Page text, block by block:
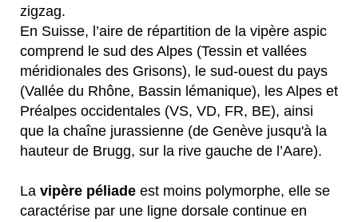
zigzag.
En Suisse, l’aire de répartition de la vipère aspic
comprend le sud des Alpes (Tessin et vallées
méridionales des Grisons), le sud-ouest du pays
(Vallée du Rhône, Bassin lémanique), les Alpes et
Préalpes occidentales (VS, VD, FR, BE), ainsi
que la chaîne jurassienne (de Genève jusqu'à la
hauteur de Brugg, sur la rive gauche de l’Aare).
La vipère péliade est moins polymorphe, elle se
caractérise par une ligne dorsale continue en